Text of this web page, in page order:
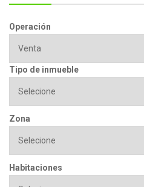
Operación
Tipo de inmueble
Zona
Habitaciones